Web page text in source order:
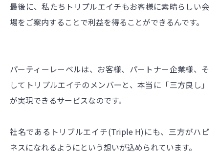
最後に、私たちトリプルエイチもお客様に素晴らしい会
場をご案内することで利益を得ることができるんです。
パーティーレーベルは、お客様、パートナー企業様、そ
してトリプルエイチのメンバーと、本当に「三方良し」
が実現できるサービスなのです。
社名であるトリブルエイチ(Triple H)にも、三方がハピ
ネスになれるようにという想いが込められています。